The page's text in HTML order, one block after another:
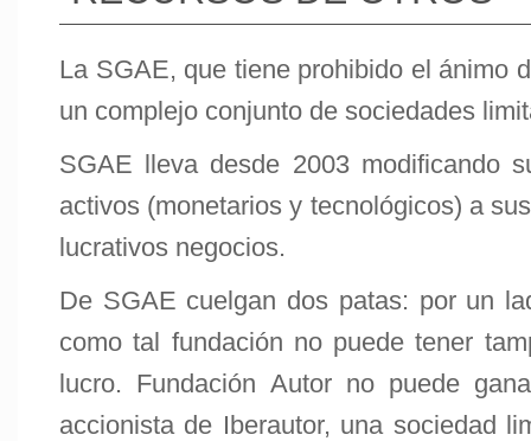
La SGAE, que tiene prohibido el ánimo
un complejo conjunto de sociedades
SGAE lleva desde 2003 modificando
activos (monetarios y tecnológicos) a
lucrativos negocios.
De SGAE cuelgan dos patas: por un
como tal fundación no puede tener
lucro. Fundación Autor no puede
accionista de Iberautor, una sociedad